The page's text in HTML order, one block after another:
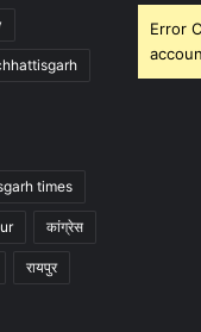
times
कांग्रेस
रायपुर
Error